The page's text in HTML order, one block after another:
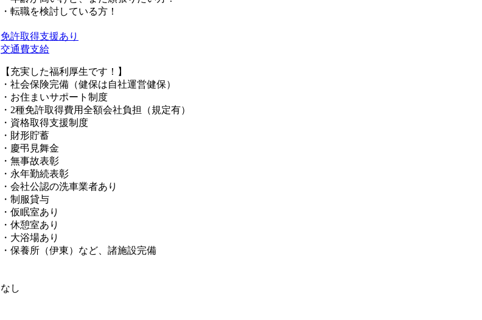
・転職を検討している方！
免許取得支援あり
交通費支給
【充実した福利厚生です！】
・社会保険完備（健保は自社運営健保）
・お住まいサポート制度
・2種免許取得費用全額会社負担（規定有）
・資格取得支援制度
・財形貯蓄
・慶弔見舞金
・無事故表彰
・永年勤続表彰
・会社公認の洗車業者あり
・制服貸与
・仮眠室あり
・休憩室あり
・大浴場あり
・保養所（伊東）など、諸施設完備
なし